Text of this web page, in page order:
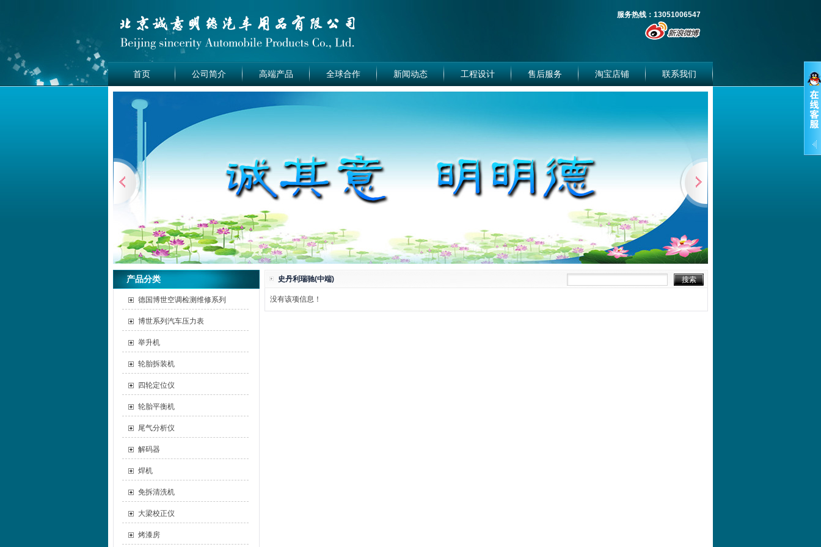
服务热线：13051006547
首页 公司简介 高端产品 全球合作 新闻动态 工程设计 售后服务 淘宝店铺 联系我们
产品分类
德国博世空调检测维修系列
博世系列汽车压力表
举升机
轮胎拆装机
四轮定位仪
轮胎平衡机
尾气分析仪
解码器
焊机
免拆清洗机
大梁校正仪
烤漆房
史丹利瑞驰(中端)
没有该项信息！